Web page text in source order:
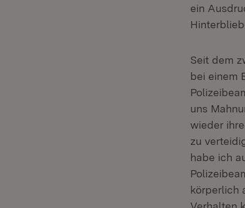
ein
Seit dem
bei einem
uns
wieder
zu
habe ich
körperlich